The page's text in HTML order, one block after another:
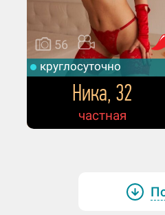
определенный
Кружевное и
Какое место
классным для
Считаю, что
Паназиатская.
круглосуточно
Ника, 32
частная
56